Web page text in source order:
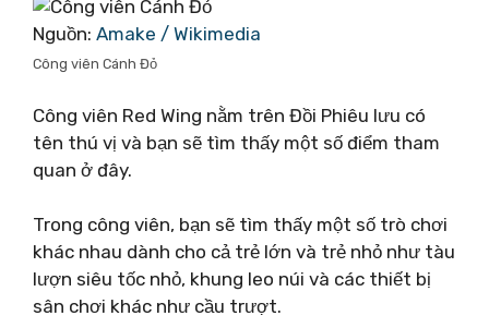
Nguồn: Amake / Wikimedia
Công viên Cánh Đỏ
Công viên Red Wing nằm trên Đồi Phiêu lưu có
tên thú vị và bạn sẽ tìm thấy một số điểm tham
quan ở đây.
Trong công viên, bạn sẽ tìm thấy một số trò chơi
khác nhau dành cho cả trẻ lớn và trẻ nhỏ như tàu
lượn siêu tốc nhỏ, khung leo núi và các thiết bị
sân chơi khác như cầu trượt.